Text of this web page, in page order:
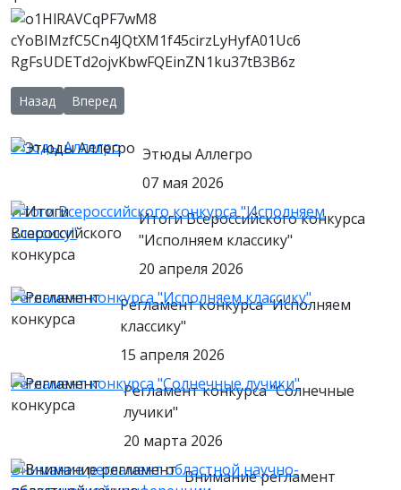
Предыдущий: Внимание регламент областной научно-
Назад Следующий: ВНИМАНИЕ!
Вперед
Этюды Аллегро
Этюды Аллегро
07 мая 2026
Итоги Всероссийского конкурса "Исполняем
классику"
Итоги Всероссийского конкурса
"Исполняем классику"
20 апреля 2026
Регламент конкурса "Исполняем классику"
Регламент конкурса "Исполняем
классику"
15 апреля 2026
Регламент конкурса "Солнечные лучики"
Регламент конкурса "Солнечные
лучики"
20 марта 2026
Внимание регламент областной научно-
Внимание регламент